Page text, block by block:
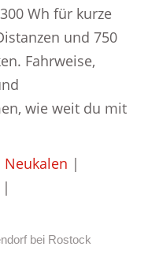
Wh für kurze
und 750
Fahrweise,
wie weit du mit
|
|
bei Rostock